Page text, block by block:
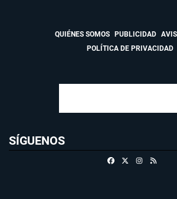
QUIÉNES SOMOS PUBLICIDAD
POLÍTICA DE PRIVACIDAD
SÍGUENOS
FacebookInstagram